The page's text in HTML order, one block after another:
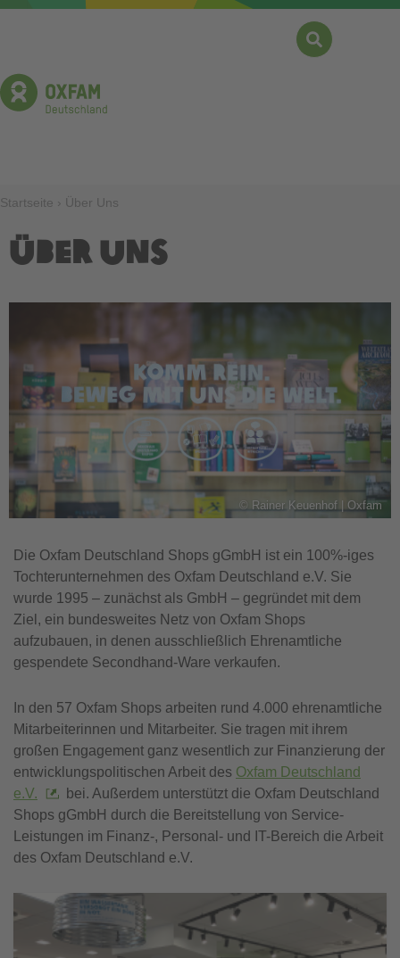
Direkt
Pfadnavigation
Startseite Über Uns
Über uns
© Rainer Keuenhof | Oxfam
Die Oxfam Deutschland Shops gGmbH ist ein 100%-iges
Tochterunternehmen des Oxfam Deutschland e.V. Sie
wurde 1995 – zunächst als GmbH – gegründet mit dem
Ziel, ein bundesweites Netz von Oxfam Shops
aufzubauen, in denen ausschließlich Ehrenamtliche
gespendete Secondhand-Ware verkaufen.
In den 57 Oxfam Shops arbeiten rund 4.000 ehrenamtliche
Mitarbeiterinnen und Mitarbeiter. Sie tragen mit ihrem
großen Engagement ganz wesentlich zur Finanzierung der
entwicklungspolitischen Arbeit des Oxfam Deutschland
e.V.
bei. Außerdem unterstützt die Oxfam Deutschland
Shops gGmbH durch die Bereitstellung von Service-
Leistungen im Finanz-, Personal- und IT-Bereich die Arbeit
des Oxfam Deutschland e.V.